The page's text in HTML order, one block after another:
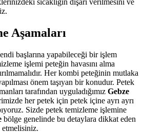
sıcaklığın dışarı verilmesini ve
Aşamaları
başlarına yapabileceği bir işlem
işlemi peteğin havasını alma
Her kombi peteğinin mutlaka
önem taşıyan bir konudur. Petek
tarafından uyguladığımız Gebze
her petek için petek içine ayrı ayrı
Sizde petek temizleme işlemine
bölge genelinde bu detaylara dikkat eden
etmelisiniz.